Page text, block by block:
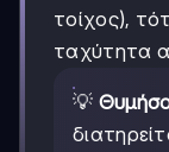
τοίχος),
ταχύτητα
💡